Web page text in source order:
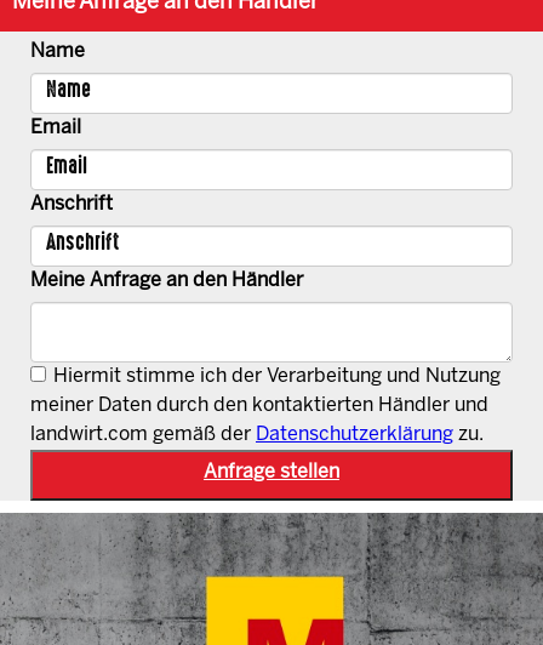
Name
Email
Anschrift
Meine Anfrage an den Händler
Hiermit stimme ich der Verarbeitung und Nutzung
meiner Daten durch den kontaktierten Händler und
landwirt.com gemäß der Datenschutzerklärung zu.